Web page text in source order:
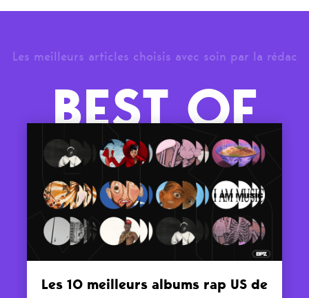
Les meilleurs articles choisis avec soin par la rédac
BEST OF
Les 10 meilleurs albums rap US de